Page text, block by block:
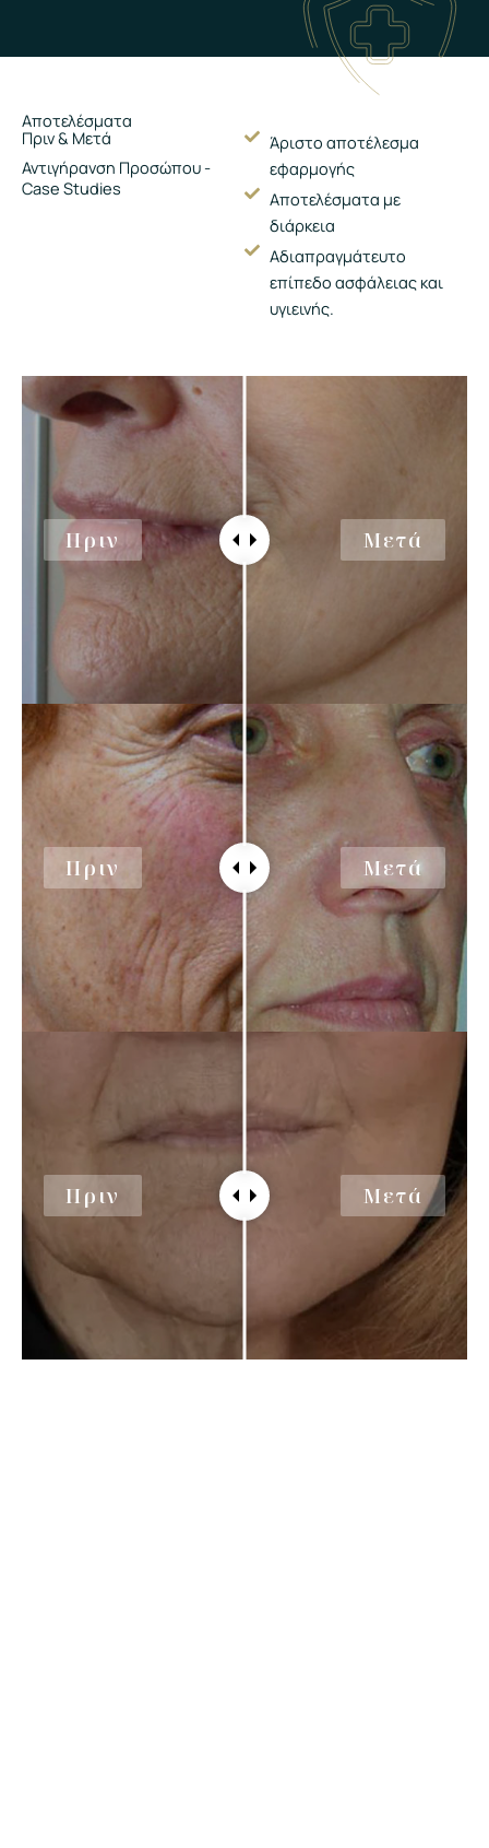
Αποτελέσματα
Πριν & Μετά
Αντιγήρανση Προσώπου -
Case Studies
Άριστο αποτέλεσμα
εφαρμογής
Αποτελέσματα με
διάρκεια
Αδιαπραγμάτευτο
επίπεδο ασφάλειας και
υγιεινής.
Πριν Μετά
Πριν Μετά
Πριν Μετά